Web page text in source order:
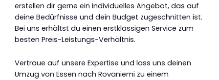
erstellen dir gerne ein individuelles Angebot, das auf
deine Bedürfnisse und dein Budget zugeschnitten ist.
Bei uns erhältst du einen erstklassigen Service zum
besten Preis-Leistungs-Verhältnis.
Vertraue auf unsere Expertise und lass uns deinen
Umzug von Essen nach Rovaniemi zu einem